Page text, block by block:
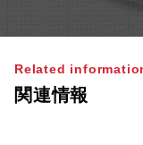
Related
関連情報